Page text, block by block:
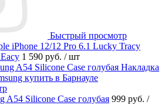
Быстрый просмотр
iPhone 12/12 Pro 6.1 Lucky Tracy
1 590 руб. / шт
A54 Silicone Case голубая 999 руб. /